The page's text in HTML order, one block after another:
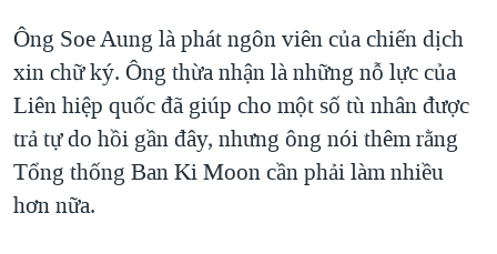
Ông Soe Aung là phát ngôn viên của chiến dịch
xin chữ ký. Ông thừa nhận là những nỗ lực của
Liên hiệp quốc đã giúp cho một số tù nhân được
trả tự do hồi gần đây, nhưng ông nói thêm rằng
Tổng thống Ban Ki Moon cần phải làm nhiều
hơn nữa.